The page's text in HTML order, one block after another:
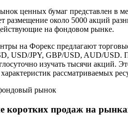
ценных бумаг представлен
размещение около 5000 акций
на фондовом рынке.
на Форекс предлагают
USD/JPY, GBP/USD, AUD/USD.
изучать тысячи акций.
рассматриваемых
коротких продаж на